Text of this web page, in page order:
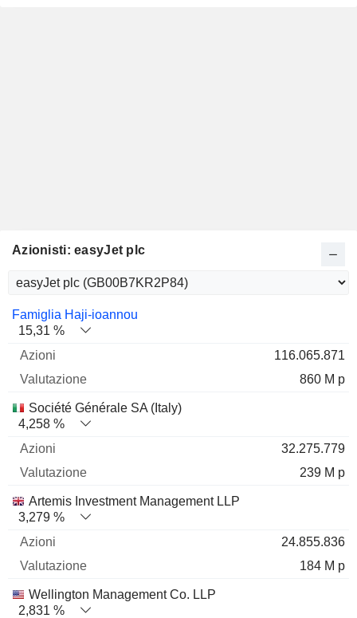
Azionisti: easyJet plc
Nome Azioni % Valutazione
Famiglia Haji-ioannou
15,31 %
116.065.871
860 M p
Société Générale SA (Italy)
4,258 %
32.275.779
239 M p
Artemis Investment Management LLP
3,279 %
24.855.836
184 M p
Wellington Management Co. LLP
2,831 %